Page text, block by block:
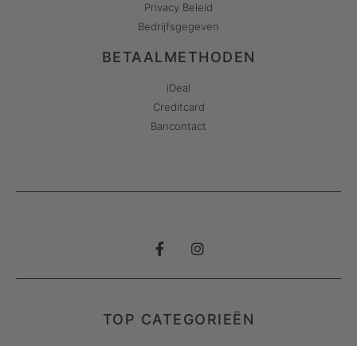
Privacy Beleid
Bedrijfsgegeven
BETAALMETHODEN
iDeal
Creditcard
Bancontact
TOP CATEGORIEËN